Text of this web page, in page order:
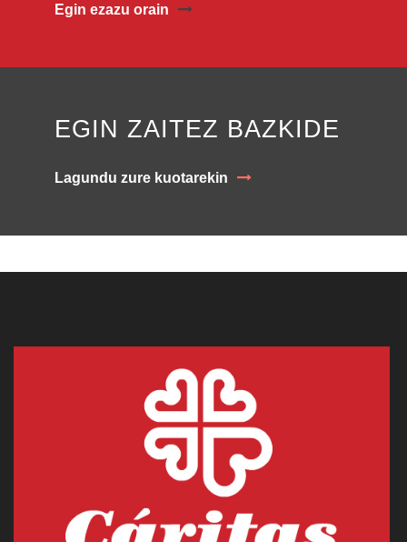
Egin ezazu orain
EGIN ZAITEZ BAZKIDE
Lagundu zure kuotarekin